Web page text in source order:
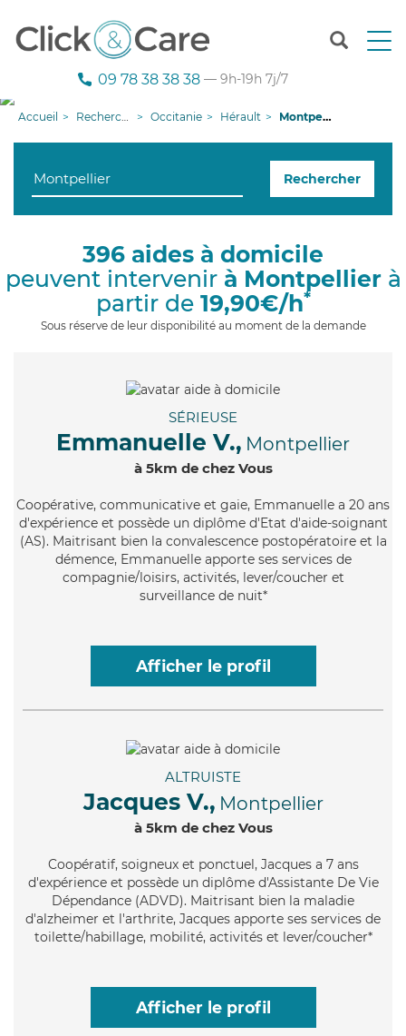
T
n
g
i
09 78 38 38 38 — 9h-19h 7j/7
Accueil Recherche aide à domicile Occitanie Hérault Montpellier
Rechercher
396 aides à domicile
peuvent intervenir à Montpellierà
partir de 19,90€/h*
Sous réserve de leur disponibilité au moment de la demande
SÉRIEUSE
Emmanuelle V., Montpellier
à 5km de chez Vous
Coopérative, communicative et gaie, Emmanuelle a 20 ans
d'expérience et possède un diplôme d'Etat d'aide-soignant
(AS). Maitrisant bien la convalescence postopératoire et la
démence, Emmanuelle apporte ses services de
compagnie/loisirs, activités, lever/coucher et
surveillance de nuit*
Afficher le profil
ALTRUISTE
Jacques V., Montpellier
à 5km de chez Vous
Coopératif, soigneux et ponctuel, Jacques a 7 ans
d'expérience et possède un diplôme d'Assistante De Vie
Dépendance (ADVD). Maitrisant bien la maladie
d'alzheimer et l'arthrite, Jacques apporte ses services de
toilette/habillage, mobilité, activités et lever/coucher*
Afficher le profil